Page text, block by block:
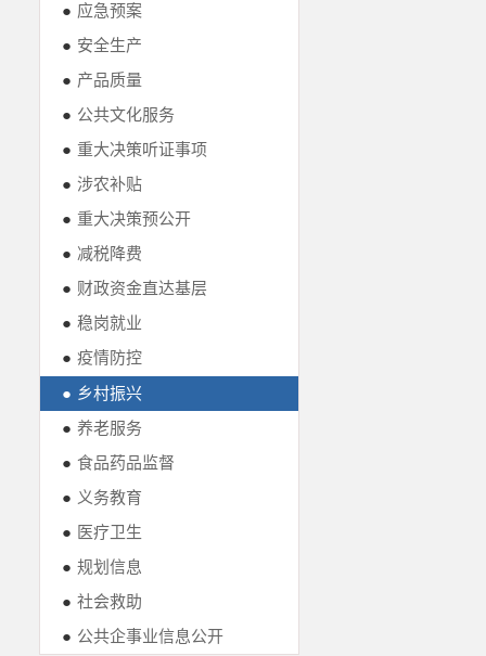
● 应急预案
● 安全生产
● 产品质量
● 公共文化服务
● 重大决策听证事项
● 涉农补贴
● 重大决策预公开
● 减税降费
● 财政资金直达基层
● 稳岗就业
● 疫情防控
● 乡村振兴
● 养老服务
● 食品药品监督
● 义务教育
● 医疗卫生
● 规划信息
● 社会救助
● 公共企事业信息公开